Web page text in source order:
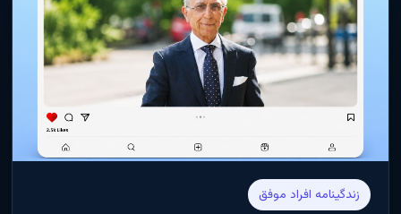
زندگینامه افراد موفق